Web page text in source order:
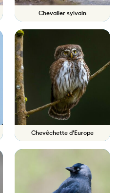
Chevalier sylvain
Chevêchette d’Europe